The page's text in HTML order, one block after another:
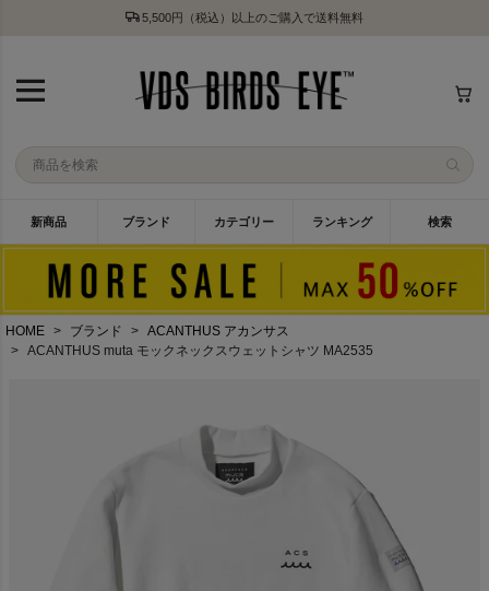
5,500円（税込）以上のご購入で送料無料
新商品 ブランド カテゴリー ランキング 検索
HOME ブランド
ACANTHUS アカンサス
ACANTHUS muta モックネックスウェットシャツ MA2535